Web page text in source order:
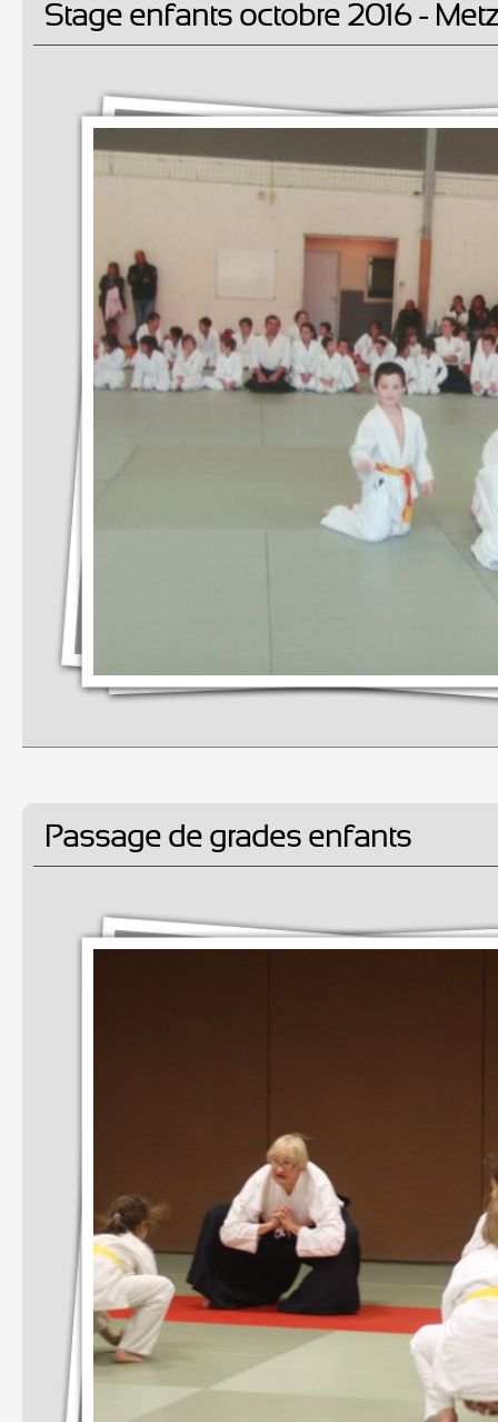
Stage enfants octobre 2016 - Metz
Passage de grades enfants